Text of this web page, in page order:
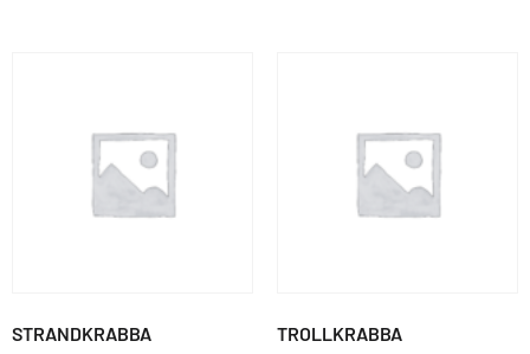
STRANDKRABBA TROLLKRABBA